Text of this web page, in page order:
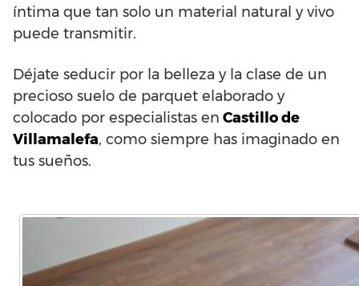
íntima que tan solo un material natural y vivo
puede transmitir.
Déjate seducir por la belleza y la clase de un
precioso suelo de parquet elaborado y
colocado por especialistas en Castillo de
Villamalefa, como siempre has imaginado en
tus sueños.